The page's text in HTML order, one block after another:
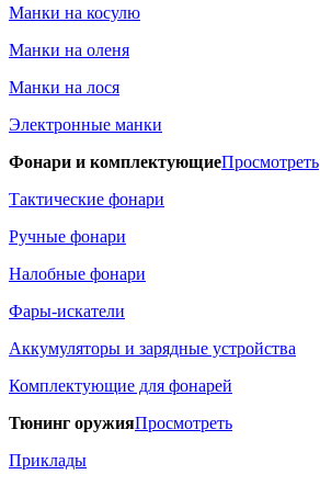
Манки на косулю
Манки на оленя
Манки на лося
Электронные манки
Фонари и комплектующиеПросмотреть
Тактические фонари
Ручные фонари
Налобные фонари
Фары-искатели
Аккумуляторы и зарядные устройства
Комплектующие для фонарей
Тюнинг оружияПросмотреть
Приклады